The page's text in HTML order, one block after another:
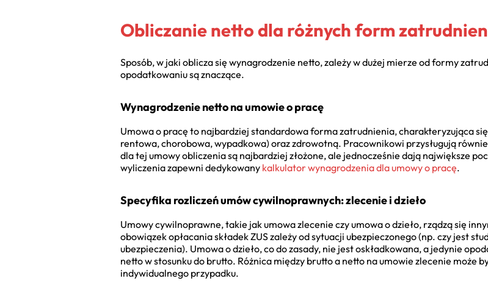
Obliczanie netto dla różnych form
Sposób, w jaki oblicza się wynagrodzenie netto, zależy w dużej mierze od formy
opodatkowaniu są znaczące.
Wynagrodzenie netto na umowie o pracę
Umowa o pracę to najbardziej standardowa forma zatrudnienia, charakteryzująca
rentowa, chorobowa, wypadkowa) oraz zdrowotną. Pracownikowi przysługują
dla tej umowy obliczenia są najbardziej złożone, ale jednocześnie dają największe
wyliczenia zapewni dedykowany kalkulator wynagrodzenia dla umowy o pracę.
Specyfika rozliczeń umów cywilnoprawnych: zlecenie i dzieło
Umowy cywilnoprawne, takie jak umowa zlecenie czy umowa o dzieło, rządzą się
obowiązek opłacania składek ZUS zależy od sytuacji ubezpieczonego (np. czy jest
ubezpieczenia). Umowa o dzieło, co do zasady, nie jest oskładkowana, a jedynie
netto w stosunku do brutto. Różnica między brutto a netto na umowie zlecenie może
indywidualnego przypadku.